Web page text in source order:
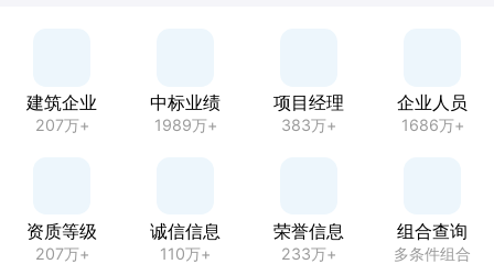
建筑企业
207万+
中标业绩
1989万+
项目经理
383万+
企业人员
1686万+
资质等级
207万+
诚信信息
110万+
荣誉信息
233万+
组合查询
多条件组合